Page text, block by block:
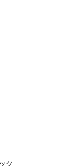
ク